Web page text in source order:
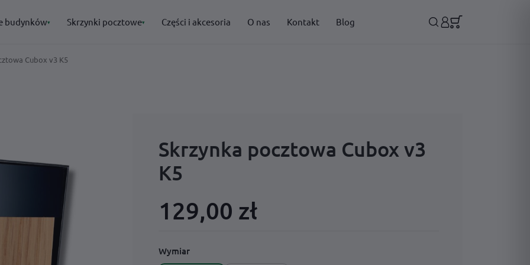
budynków▾ Skrzynki pocztowe▾ Części i akcesoria O nas Kontakt Blog
Cubox v3 K5
Skrzynka pocztowa Cubox v3
K5
129,00 zł
Wymiar